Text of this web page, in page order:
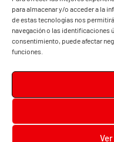
para almacenar y/o acceder a la
de estas tecnologías nos
navegación o las identificaciones
consentimiento, puede afectar
funciones.
Diari la Terreta